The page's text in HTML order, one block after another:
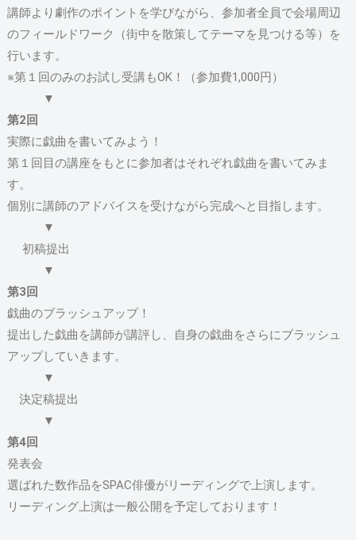
講師より劇作のポイントを学びながら、参加者全員で会場周辺
のフィールドワーク（街中を散策してテーマを見つける等）を
行います。
※第１回のみのお試し受講もOK！（参加費1,000円）
▼
第2回
実際に戯曲を書いてみよう！
第１回目の講座をもとに参加者はそれぞれ戯曲を書いてみま
す。
個別に講師のアドバイスを受けながら完成へと目指します。
▼
初稿提出
▼
第3回
戯曲のブラッシュアップ！
提出した戯曲を講師が講評し、自身の戯曲をさらにブラッシュ
アップしていきます。
▼
決定稿提出
▼
第4回
発表会
選ばれた数作品をSPAC俳優がリーディングで上演します。
リーディング上演は一般公開を予定しております！